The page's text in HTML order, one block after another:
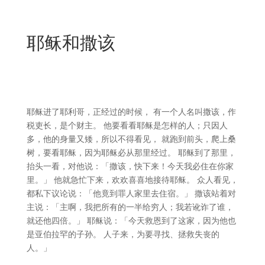
耶稣和撒该
耶稣进了耶利哥，正经过的时候， 有一个人名叫撒该，作
税吏长，是个财主。 他要看看耶稣是怎样的人；只因人
多，他的身量又矮，所以不得看见， 就跑到前头，爬上桑
树，要看耶稣，因为耶稣必从那里经过。 耶稣到了那里，
抬头一看，对他说：「撒该，快下来！今天我必住在你家
里。」 他就急忙下来，欢欢喜喜地接待耶稣。 众人看见，
都私下议论说：「他竟到罪人家里去住宿。」 撒该站着对
主说：「主啊，我把所有的一半给穷人；我若讹诈了谁，
就还他四倍。」 耶稣说：「今天救恩到了这家，因为他也
是亚伯拉罕的子孙。
人子来，为要寻找、拯救失丧的
人。」